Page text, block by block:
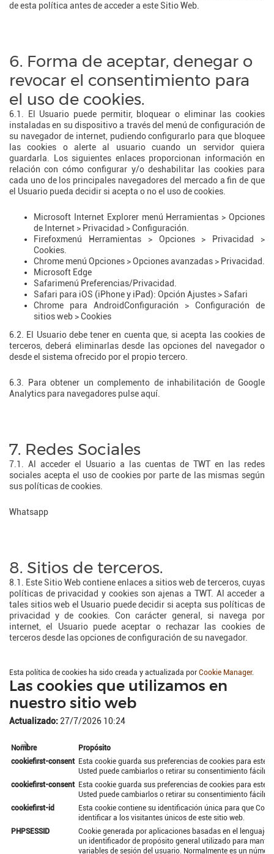
de esta política antes de acceder a este Sitio Web.
6. Forma de aceptar, denegar o
revocar el consentimiento para
el uso de cookies.
6.1. El Usuario puede permitir, bloquear o eliminar las cookies
instaladas en su dispositivo a través del menú de configuración de
su navegador de internet, pudiendo configurarlo para que bloquee
las cookies o alerte al usuario cuando un servidor quiera
guardarla. Los siguientes enlaces proporcionan información en
relación con cómo configurar y/o deshabilitar las cookies para
cada uno de los principales navegadores del mercado a fin de que
el Usuario pueda decidir si acepta o no el uso de cookies.
Microsoft Internet Explorer menú Herramientas > Opciones
de Internet > Privacidad > Configuración.
Firefoxmenú Herramientas > Opciones > Privacidad >
Cookies.
Chrome menú Opciones > Opciones avanzadas > Privacidad.
Microsoft Edge
Safarimenú Preferencias/Privacidad.
Safari para iOS (iPhone y iPad): Opción Ajustes > Safari
Chrome para AndroidConfiguración > Configuración de
sitios web > Cookies
6.2. El Usuario debe tener en cuenta que, si acepta las cookies de
terceros, deberá eliminarlas desde las opciones del navegador o
desde el sistema ofrecido por el propio tercero.
6.3. Para obtener un complemento de inhabilitación de Google
Analytics para navegadores pulse aquí.
7. Redes Sociales
7.1. Al acceder el Usuario a las cuentas de TWT en las redes
sociales acepta el uso de cookies por parte de las mismas según
sus políticas de cookies.
Whatsapp
8. Sitios de terceros.
8.1. Este Sitio Web contiene enlaces a sitios web de terceros, cuyas
políticas de privacidad y cookies son ajenas a TWT. Al acceder a
tales sitios web el Usuario puede decidir si acepta sus políticas de
privacidad y de cookies. Con carácter general, si navega por
internet, el Usuario puede aceptar o rechazar las cookies de
terceros desde las opciones de configuración de su navegador.
Esta política de cookies ha sido creada y actualizada por Cookie Manager.
Las cookies que utilizamos en
nuestro sitio web
Actualizado: 27/7/2026 10:24
Nombre
Propósito
cookiefirst-consent Esta cookie guarda sus preferencias de cookies para este
Usted puede cambiarlos o retirar su consentimiento
cookiefirst-consent Esta cookie guarda sus preferencias de cookies para este
Usted puede cambiarlos o retirar su consentimiento
cookiefirst-id
Esta cookie contiene su identificación única para que
identificar a los visitantes únicos de este sitio web.
PHPSESSID
Cookie generada por aplicaciones basadas en el lenguaje
un identificador de propósito general utilizado para
variables de sesión del usuario. Normalmente es un